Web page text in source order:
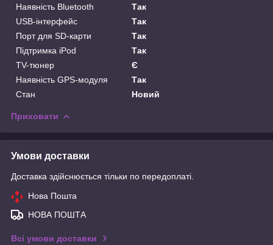
Наявність Bluetooth
Так
USB-інтерфейс
Так
Порт для SD-карти
Так
Підтримка iPod
Так
TV-тюнер
Є
Наявність GPS-модуля
Так
Стан
Новий
Приховати
Умови доставки
Доставка здійснюється тільки по передоплаті.
Нова Пошта
НОВА ПОШТА
Всі умови доставки